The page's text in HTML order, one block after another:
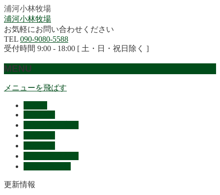
浦河小林牧場
浦河小林牧場
お気軽にお問い合わせください
TEL 090-9080-5588
受付時間 9:00 - 18:00 [ 土・日・祝日除く ]
MENU
メニューを飛ばす
更新情報